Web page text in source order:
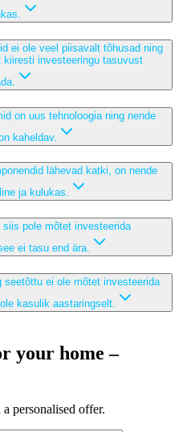
ei ole veel piisavalt tõhusad ning
kiiresti investeeringu tasuvust
on uus tehnoloogia ning nende
kaheldav.
lähevad katki, on nende
ja kulukas.
pole mõtet investeerida
ei tasu end ära.
seetõttu ei ole mõtet investeerida
kasulik aastaringselt.
your home –
personalised offer.